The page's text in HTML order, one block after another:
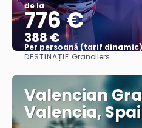
de la
776 €
388 €
Per persoană (tarif dinamic)
Vezi mai
DESTINAȚIE:Granollers
Valencian
Valencia,